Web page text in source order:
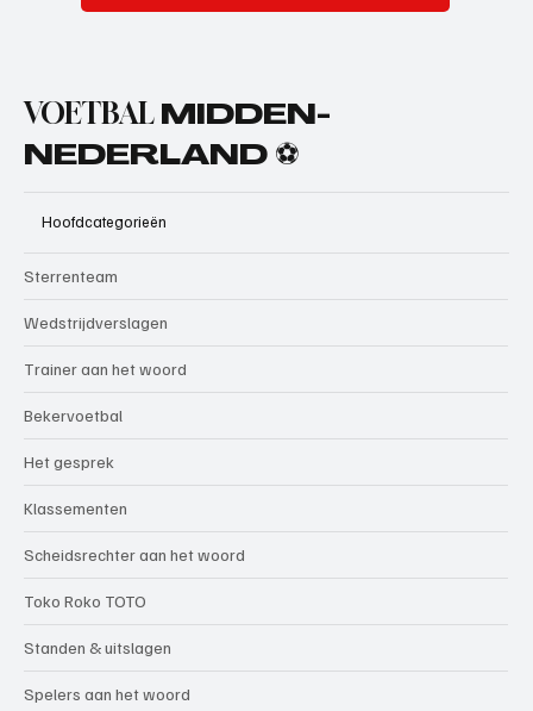
VOETBAL MIDDEN-
NEDERLAND ⚽
Hoofdcategorieën
Sterrenteam
Wedstrijdverslagen
Trainer aan het woord
Bekervoetbal
Het gesprek
Klassementen
Scheidsrechter aan het woord
Toko Roko TOTO
Standen & uitslagen
Spelers aan het woord